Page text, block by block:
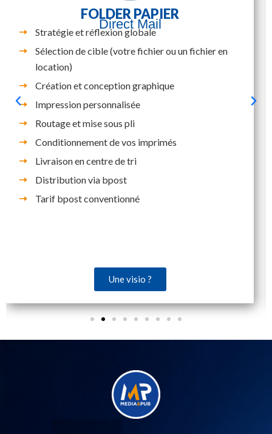
FOLDER PAPIER
Direct Mail
Stratégie et réflexion globale
Sélection de cible (votre fichier ou un fichier en
location)
Création et conception graphique
Impression personnalisée
Routage et mise sous pli
Conditionnement de vos imprimés
Livraison en centre de tri
Distribution via bpost
Tarif bpost conventionné
Une visio ?